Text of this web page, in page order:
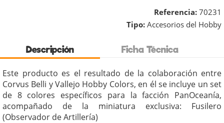
Referencia: 70231
Tipo: Accesorios del Hobby
Descripción Ficha Técnica
Este producto es el resultado de la colaboración entre
Corvus Belli y Vallejo Hobby Colors, en él se incluye un set
de 8 colores específicos para la facción PanOceanía,
acompañado de la miniatura exclusiva: Fusilero
(Observador de Artillería)